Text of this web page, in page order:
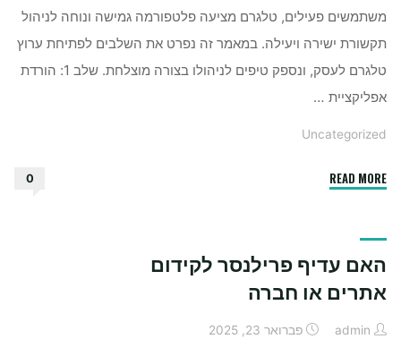
משתמשים פעילים, טלגרם מציעה פלטפורמה גמישה ונוחה לניהול
תקשורת ישירה ויעילה. במאמר זה נפרט את השלבים לפתיחת ערוץ
טלגרם לעסק, ונספק טיפים לניהולו בצורה מוצלחת. שלב 1: הורדת
אפליקציית …
Uncategorized
READ MORE
טלגרם
לעסק"
0
האם עדיף פרילנסר לקידום
אתרים או חברה
admin פברואר 23, 2025